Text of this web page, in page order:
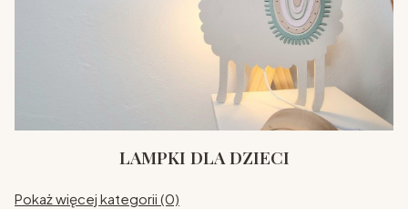
LAMPKI DLA DZIECI
Pokaż więcej kategorii (0)